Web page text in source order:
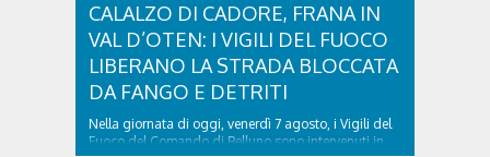
CALALZO DI CADORE, FRANA IN
VAL D’OTEN: I VIGILI DEL FUOCO
LIBERANO LA STRADA BLOCCATA
DA FANGO E DETRITI
Nella giornata di oggi, venerdì 7 agosto, i Vigili del
Fuoco del Comando di Belluno sono intervenuti in